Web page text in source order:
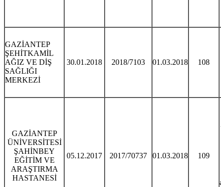
GAZİANTEP
ŞEHİTKAMİL
AĞIZ VE DİŞ
SAĞLIĞI
MERKEZİ
30.01.2018 2018/7103 01.03.2018 108
GAZİANTEP
ÜNİVERSİTESİ
ŞAHİNBEY
EĞİTİM VE
ARAŞTIRMA
HASTANESİ
05.12.2017 2017/70737 01.03.2018 109